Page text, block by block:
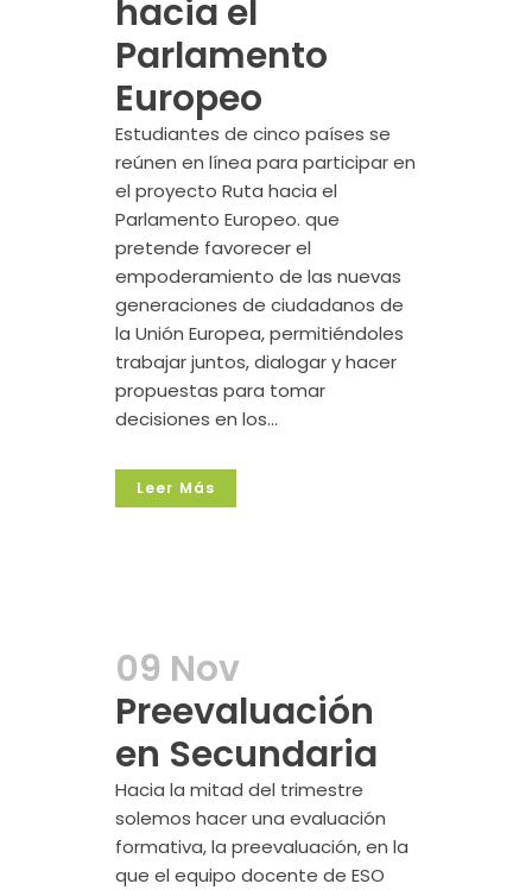
hacia el
Parlamento
Europeo
Estudiantes de cinco países se
reúnen en línea para participar en
el proyecto Ruta hacia el
Parlamento Europeo. que
pretende favorecer el
empoderamiento de las nuevas
generaciones de ciudadanos de
la Unión Europea, permitiéndoles
trabajar juntos, dialogar y hacer
propuestas para tomar
decisiones en los...
Leer Más
09 Nov
Preevaluación
en Secundaria
Hacia la mitad del trimestre
solemos hacer una evaluación
formativa, la preevaluación, en la
que el equipo docente de ESO